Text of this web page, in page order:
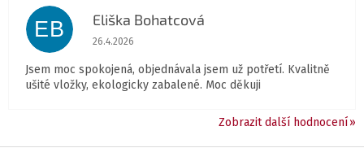
EB Eliška Bohatcová
Hodnocení obchodu je 5 z 5 hvězdiček.
26.4.2026
Jsem moc spokojená, objednávala jsem už potřetí. Kvalitně
ušité vložky, ekologicky zabalené. Moc děkuji
Zobrazit další hodnocení